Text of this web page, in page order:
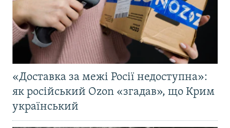
«Доставка за межі Росії недоступна»:
як російський Ozon «згадав», що Крим
український